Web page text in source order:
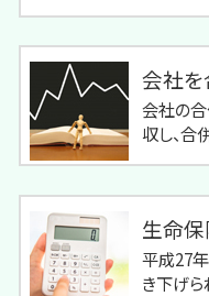
会社を
会社の
収し、合
生命
平成27
き下げら